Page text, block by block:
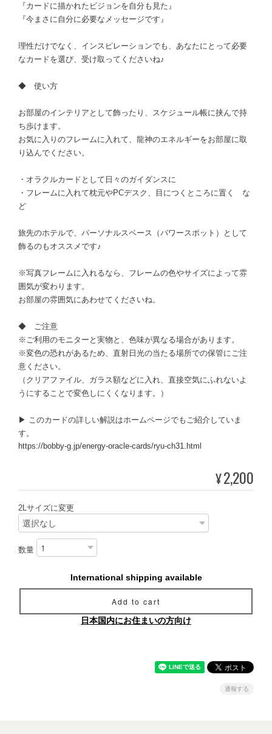
『カードに描かれたビジョンを自分も見た』
『今まさに自分に必要なメッセージです』
理性だけでなく、インスピレーションでも、あなたにとって必要
なカードを選び、受け取ってくださいね♪
◆ 使い方
お部屋のインテリアとして飾ったり、スケジュール帳に挟んで持
ち歩けます。
お気に入りのフレームに入れて、龍神のエネルギーをお部屋に取
り込んでください。
・オラクルカードとして日々のガイダンスに
・フレームに入れて枕元やPCデスク、目につくところに置く な
ど
旅先のホテルで、パーソナルスペース（パワースポット）として
飾るのもオススメです♪
※写真フレームに入れるなら、フレームの色やサイズによって雰
囲気が変わります。
お部屋の雰囲気にあわせてくださいね。
◆ ご注意
※ご利用のモニターと実物と、色味が異なる場合があります。
※変色の恐れがあるため、直射日光の当たる場所での保管にご注
意ください。
（クリアファイル、ガラス額などに入れ、直接空気にふれないよ
うにすることで変色しにくくなります。）
▶ このカードの詳しい解説はホームページでもご紹介していま
す。
https://bobby-g.jp/energy-oracle-cards/ryu-ch31.html
¥2,200
2Lサイズに変更
数量
International shipping available
Add to cart
日本国内にお住まいの方向け
通報する